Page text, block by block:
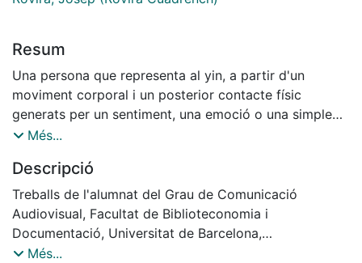
Resum
Una persona que representa al yin, a partir d'un
moviment corporal i un posterior contacte físic
generats per un sentiment, una emoció o una simple
reacció, la plasmarà a una altra persona, que
veure amb el significat del to, sinó amb l'associació
que la primera persona fa d'aquesta emoció o acció a
un color.
Més...
Descripció
Treballs de l'alumnat del Grau de Comunicació
Audiovisual, Facultat de Biblioteconomia i
Documentació, Universitat de Barcelona,
[Metanarratives- Grup VII]. Curs: 2016-2017, Tutor:
Més...